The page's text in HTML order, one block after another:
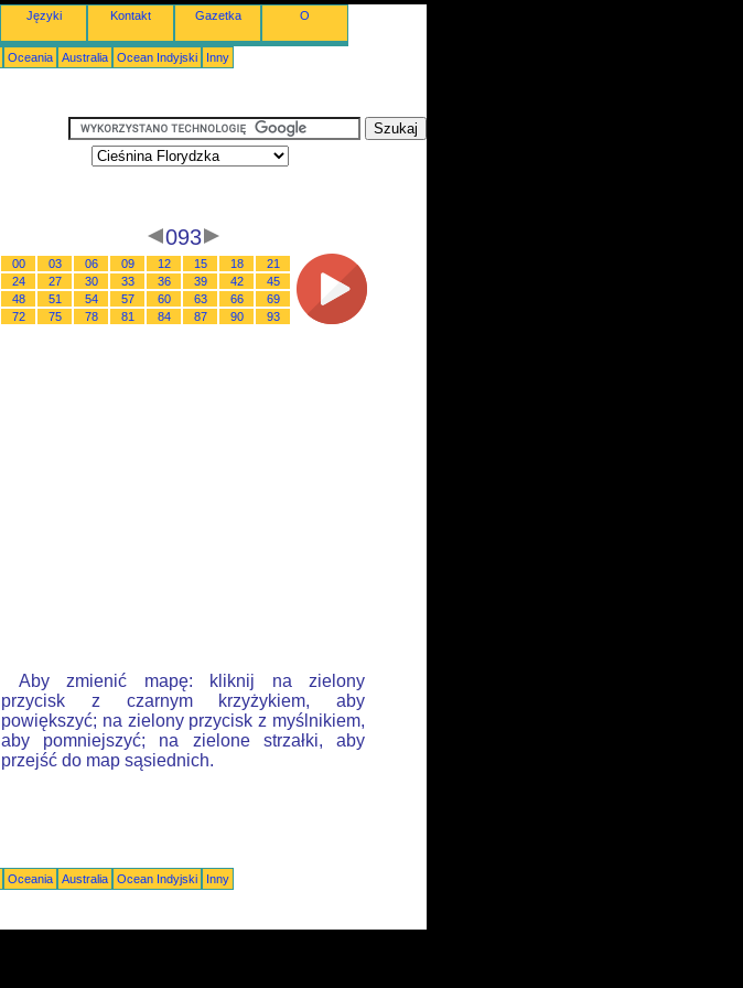
Języki Kontakt Gazetka O
Oceania Australia Ocean Indyjski Inny
093
00 03 06 09 12 15 18
21
24
27 30 33 36 39 42
45
48
51 54 57 60 63 66
69
72
75 78 81 84 87 90 93
Aby zmienić mapę: kliknij na zielony
przycisk z czarnym krzyżykiem, aby
powiększyć; na zielony przycisk z myślnikiem,
aby pomniejszyć; na zielone strzałki, aby
przejść do map sąsiednich.
Oceania Australia Ocean Indyjski
Inny